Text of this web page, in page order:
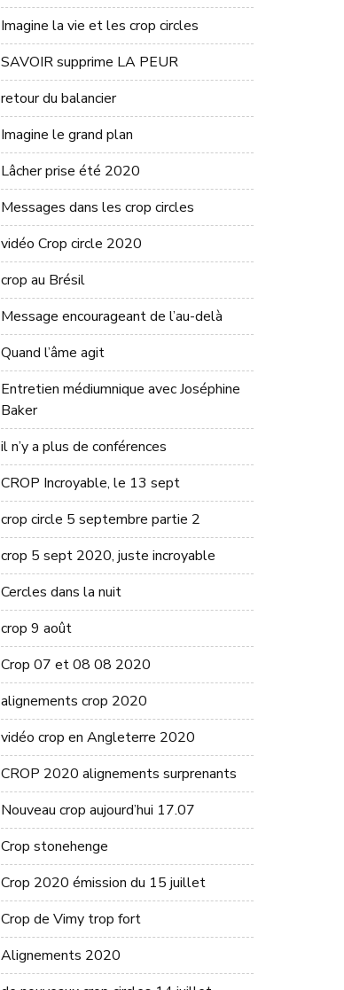
Imagine la vie et les crop circles
SAVOIR supprime LA PEUR
retour du balancier
Imagine le grand plan
Lâcher prise été 2020
Messages dans les crop circles
vidéo Crop circle 2020
crop au Brésil
Message encourageant de l’au-delà
Quand l’âme agit
Entretien médiumnique avec Joséphine
Baker
il n’y a plus de conférences
CROP Incroyable, le 13 sept
crop circle 5 septembre partie 2
crop 5 sept 2020, juste incroyable
Cercles dans la nuit
crop 9 août
Crop 07 et 08 08 2020
alignements crop 2020
vidéo crop en Angleterre 2020
CROP 2020 alignements surprenants
Nouveau crop aujourd’hui 17.07
Crop stonehenge
Crop 2020 émission du 15 juillet
Crop de Vimy trop fort
Alignements 2020